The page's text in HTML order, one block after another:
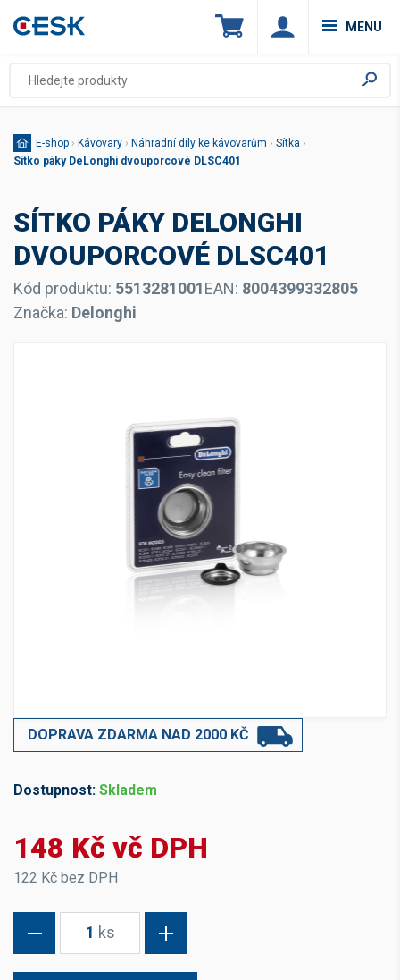
MENU
E-shop › Kávovary › Náhradní díly ke kávovarům › Sítka ›
Sítko páky DeLonghi dvouporcové DLSC401
SÍTKO PÁKY DELONGHI
DVOUPORCOVÉ DLSC401
Kód produktu: 5513281001EAN: 8004399332805
Značka: Delonghi
DOPRAVA ZDARMA NAD 2000 KČ
Dostupnost: Skladem
148 Kč vč DPH
122 Kč bez DPH
1 ks